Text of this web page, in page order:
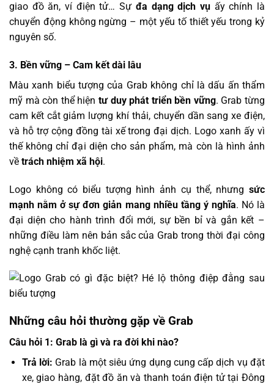
giao đồ ăn, ví điện tử… Sự đa dạng dịch vụấy chính là
chuyển động không ngừng – một yếu tố thiết yếu trong kỷ
nguyên số.
3. Bền vững – Cam kết dài lâu
Màu xanh biểu tượng của Grab không chỉ là dấu ấn thẩm
mỹ mà còn thể hiện tư duy phát triển bền vững. Grab từng
cam kết cắt giảm lượng khí thải, chuyển dần sang xe điện,
và hỗ trợ cộng đồng tài xế trong đại dịch. Logo xanh ấy vì
thế không chỉ đại diện cho sản phẩm, mà còn là hình ảnh
về trách nhiệm xã hội.
Logo không có biểu tượng hình ảnh cụ thể, nhưng sức
mạnh nằm ở sự đơn giản mang nhiều tầng ý nghĩa. Nó là
đại diện cho hành trình đổi mới, sự bền bỉ và gắn kết –
những điều làm nên bản sắc của Grab trong thời đại công
nghệ cạnh tranh khốc liệt.
Những câu hỏi thường gặp về Grab
Câu hỏi 1: Grab là gì và ra đời khi nào?
Trả lời: Grab là một siêu ứng dụng cung cấp dịch vụ đặt
xe, giao hàng, đặt đồ ăn và thanh toán điện tử tại Đông